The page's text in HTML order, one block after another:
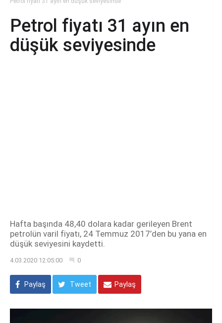
Petrol fiyatı 31 ayın en
düşük seviyesinde
Hafta başında 48,40 dolara kadar gerileyen Brent
petrolün varil fiyatı, 24 Temmuz 2017’den bu yana en
düşük seviyesini kaydetti.
4.03.2020 12:05:00 0
Paylaş Tweet Paylaş